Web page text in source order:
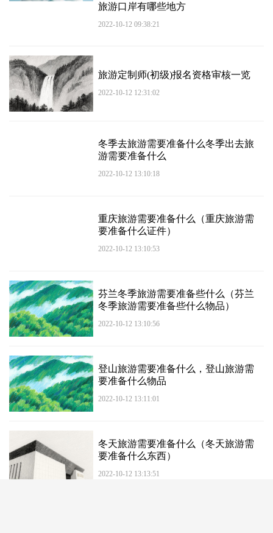
旅游口岸有哪些地方
2022-10-12 09:38:21
旅游定制师(初级)报名资格审核一览
2022-10-12 12:31:02
冬季去旅游需要准备什么冬季出去旅
游需要准备什么
2022-10-12 13:10:18
重庆旅游需要准备什么（重庆旅游需
要准备什么证件）
2022-10-12 13:10:53
芬兰冬季旅游需要准备些什么（芬兰
冬季旅游需要准备些什么物品）
2022-10-12 13:10:56
登山旅游需要准备什么，登山旅游需
要准备什么物品
2022-10-12 13:11:01
冬天旅游需要准备什么（冬天旅游需
要准备什么东西）
2022-10-12 13:13:51